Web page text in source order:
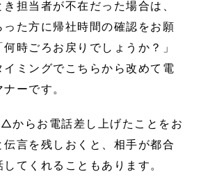
担当者が不在だった場合は、
た方に帰社時間の確認をお願
時ごろお戻りでしょうか？」
イミングでこちらから改めて電
ーです。
らお電話差し上げたことをお
言を残しおくと、相手が都合
てくれることもあります。